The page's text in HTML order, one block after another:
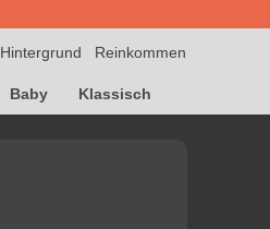
Reinkommen
Hintergrund
Baby Klassisch